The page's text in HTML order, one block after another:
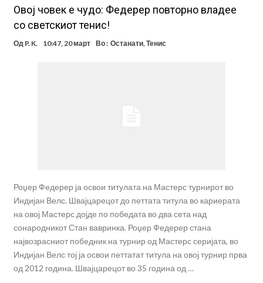
Овој човек е чудо: Федерер повторно владее
со светскиот тенис!
Од P. K. 10:47, 20 март Во : Останати,Тенис
Роџер Федерер ја освои титулата на Мастерс турнирот во
Индијан Велс. Швајцарецот до петтата титула во кариерата
на овој Мастерс дојде по победата во два сета над
сонародникот Стан вавринка. Роџер Федерер стана
највозрасниот победник на турнир од Мастерс серијата, во
Индијан Велс тој ја освои петтатат титула на овој турнир прва
од 2012 година. Швајцарецот во 35 година од …